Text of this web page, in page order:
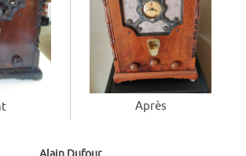
Après